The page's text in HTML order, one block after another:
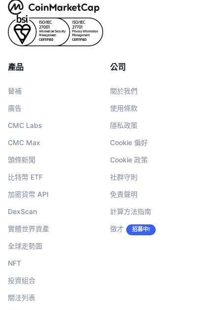
新推出
加密
NFT 整體統計數字
即將推出的銷售活動
比特幣 ETF
以太幣 ETF
技術分析
MACD
總覽
清算
CMC 模型上下文協議
x402
學習
新聞
詞彙庫
空投
鑽石獎勵
學習賺幣
ICO 行事曆
活動行事曆
產品
替補
廣告
CMC Labs
CMC Max
頭條新聞
比特幣 ETF
加密貨幣 API
DexScan
實體世界資產
全球走勢圖
NFT
投資組合
關注列表
公司
關於我們
使用條款
隱私政策
Cookie 偏好
Cookie 政策
社群守則
免責聲明
計算方法指南
徵才 招募中!